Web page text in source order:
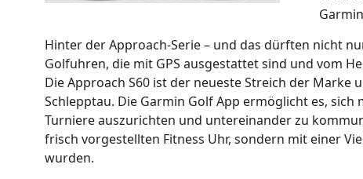
Hinter der Approach-Serie – und das dürften nicht
Golfuhren, die mit GPS ausgestattet sind und vom
Die Approach S60 ist der neueste Streich der
Schlepptau. Die Garmin Golf App ermöglicht es,
Turniere auszurichten und untereinander zu
frisch vorgestellten Fitness Uhr, sondern mit einer
wurden.